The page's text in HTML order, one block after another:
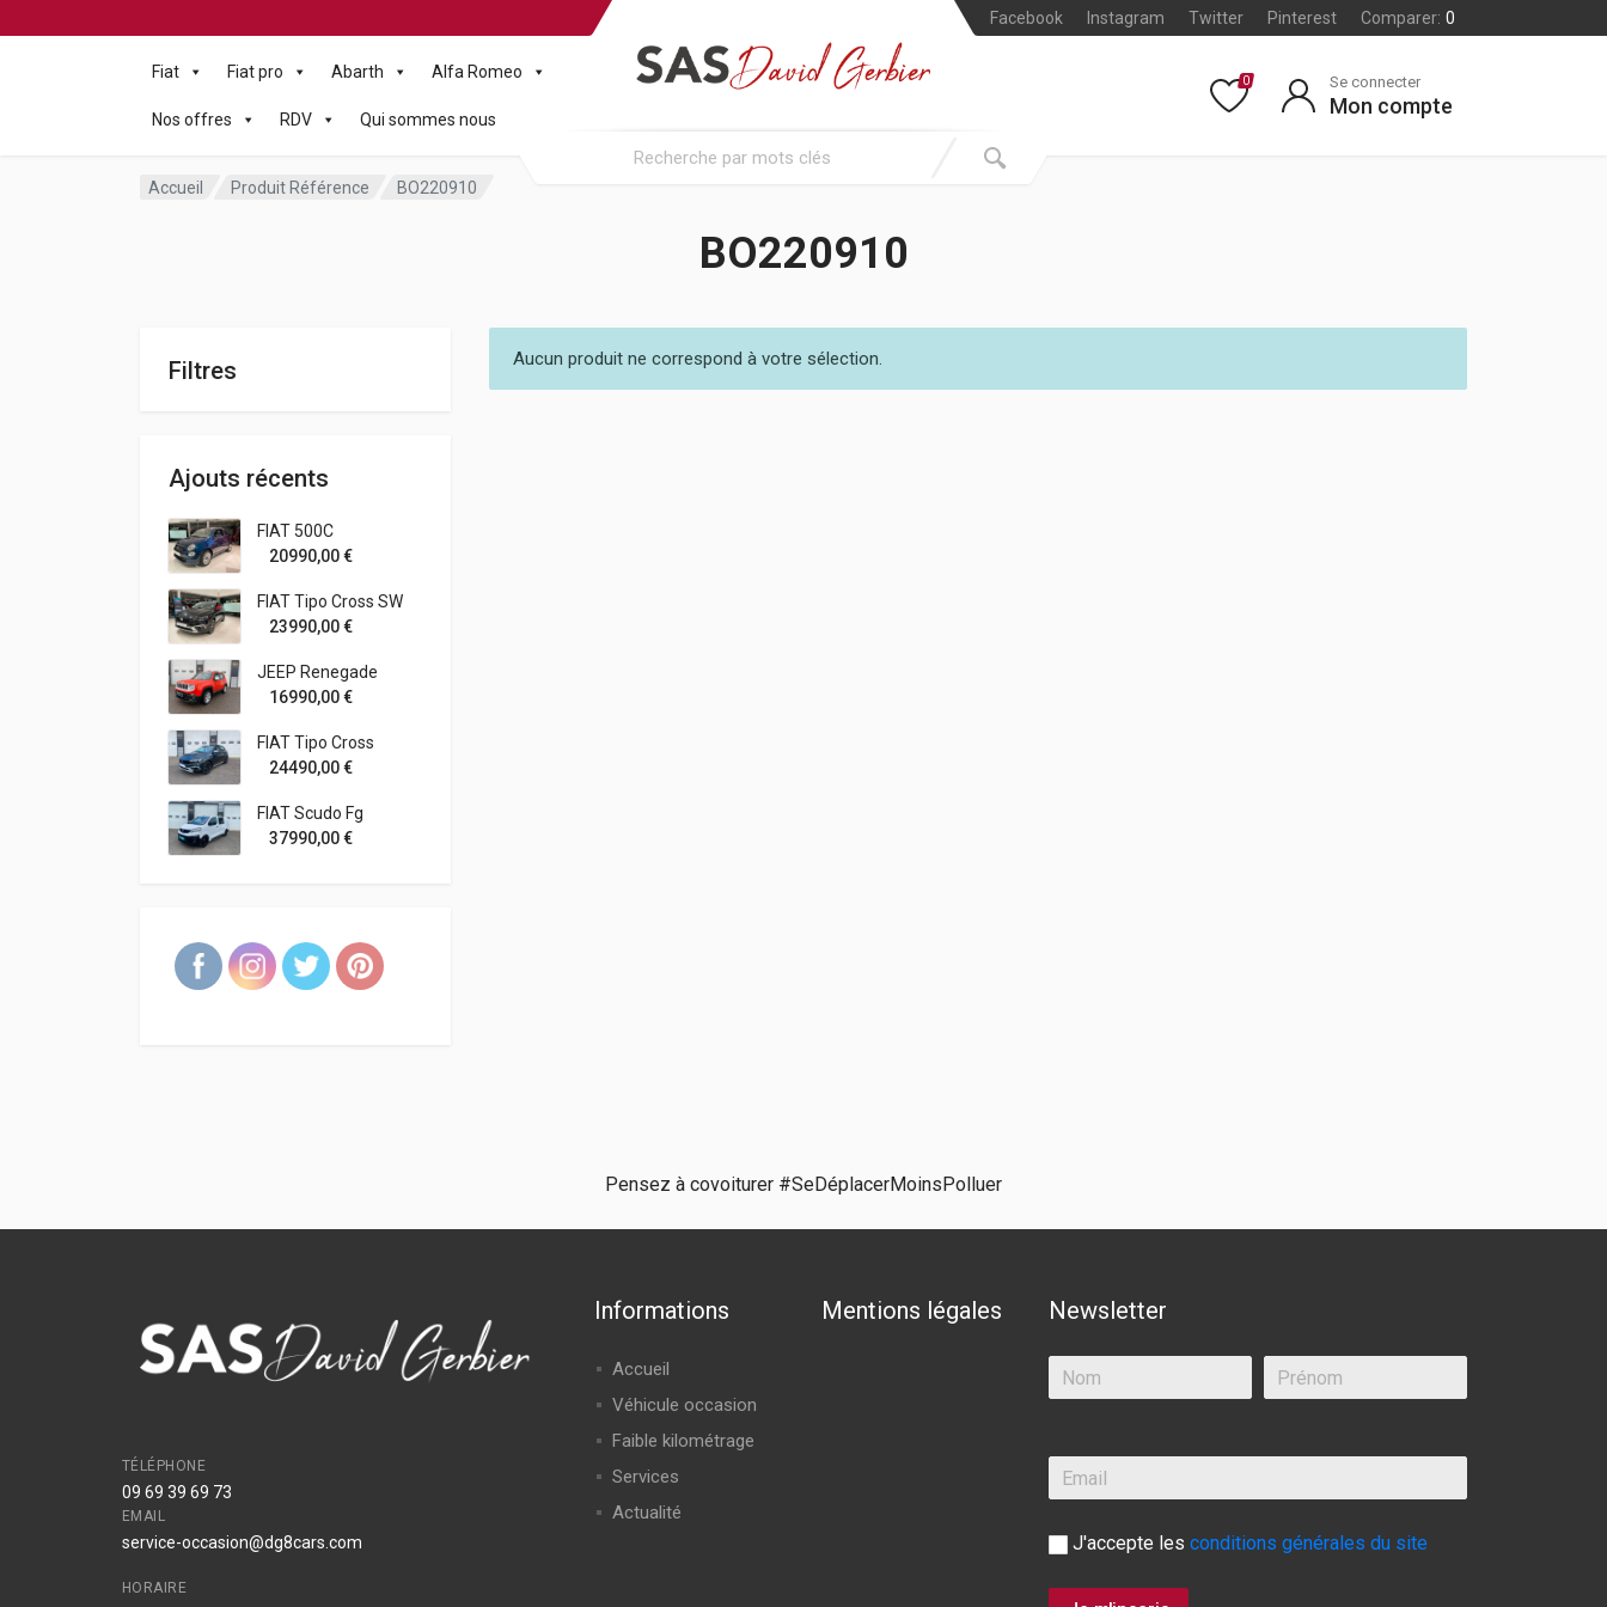
Facebook Instagram Twitter Pinterest Comparer: 0
Fiat Fiat pro Abarth Alfa Romeo
Nos offres RDV Qui sommes nous
0 Se connecter
Mon compte
Accueil Produit Référence BO220910
BO220910
Filtres
Ajouts récents
FIAT 500C
20990,00€
FIAT Tipo Cross SW
23990,00€
JEEP Renegade
16990,00€
FIAT Tipo Cross
24490,00€
FIAT Scudo Fg
37990,00€
Aucun produit ne correspond à votre sélection.
Pensez à covoiturer #SeDéplacerMoinsPolluer
TÉLÉPHONE
09 69 39 69 73
EMAIL
service-occasion@dg8cars.com
HORAIRE
Informations
Accueil
Véhicule occasion
Faible kilométrage
Services
Actualité
Mentions légales Newsletter
J'accepte les conditions générales du site